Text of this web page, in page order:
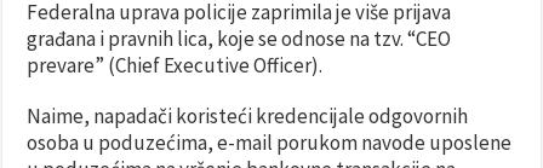
Federalna uprava policije zaprimila je više prijava
građana i pravnih lica, koje se odnose na tzv. “CEO
prevare” (Chief Executive Officer).
Naime, napadači koristeći kredencijale odgovornih
osoba u poduzećima, e-mail porukom navode uposlene